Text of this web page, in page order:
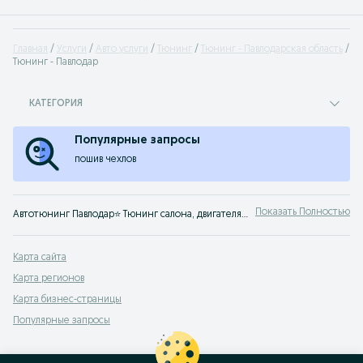
Главная Услуги Авто услуги Тюнинг
Тюнинг - Павлодарская область
Тюнинг - Павлодар
КАТЕГОРИЯ
Популярные запросы
пошив чехлов
Автотюнинг Павлодар⭐ Тюнинг салона, двигателя, кузова ✔️ Все предложения по тюнингу автомобилей от частных лиц и СТО на OLX.kz! Показать Полностью
Карта сайта
Карта регионов
Карта бизнес-страницы
Популярные запросы